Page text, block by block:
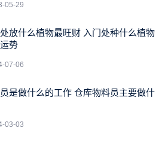
、没有控制好注射的剂量、注射的
就会影响到打瘦脸针的效果，甚至
，这属于一种不良的反应，所以一
影响到颧大肌、颧小肌，在求美者
能上提，给人以不自然的面容。
05-29
放什么植物最旺财 入门处种什么植物
势
07-06
是做什么的工作 仓库物料员主要做什
03-03